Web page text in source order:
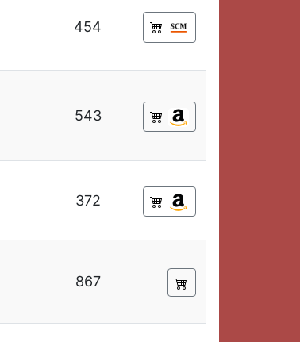
454
543
372
867